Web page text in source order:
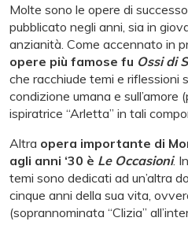
Molte sono le opere di
pubblicato negli anni, sia in
anzianità. Come accennato in
opere più famose fu Ossi di
che racchiude temi e riflessioni
condizione umana e sull’amore
ispiratrice “Arletta” in tali
Altra opera importante di
agli anni ‘30 è Le Occasioni.
temi sono dedicati ad un’altra
cinque anni della sua vita,
(soprannominata “Clizia”